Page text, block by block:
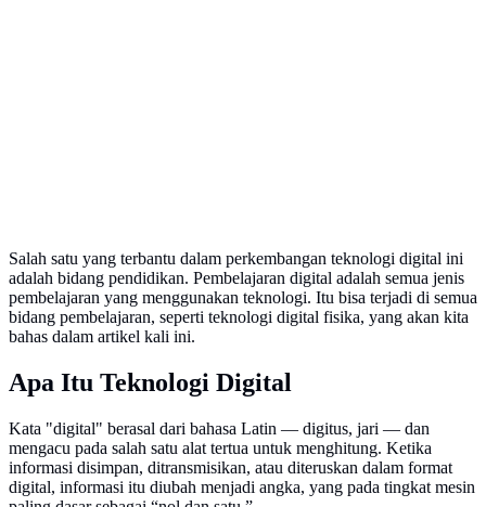
Salah satu yang terbantu dalam perkembangan teknologi digital ini
adalah bidang pendidikan. Pembelajaran digital adalah semua jenis
pembelajaran yang menggunakan teknologi. Itu bisa terjadi di semua
bidang pembelajaran, seperti teknologi digital fisika, yang akan kita
bahas dalam artikel kali ini.
Apa Itu Teknologi Digital
Kata "digital" berasal dari bahasa Latin — digitus, jari — dan
mengacu pada salah satu alat tertua untuk menghitung. Ketika
informasi disimpan, ditransmisikan, atau diteruskan dalam format
digital, informasi itu diubah menjadi angka, yang pada tingkat mesin